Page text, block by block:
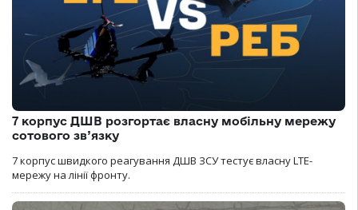
7 корпус ДШВ розгортає власну мобільну мережу
сотового зв’язку
7 корпус швидкого реагування ДШВ ЗСУ тестує власну LTE-
мережу на лінії фронту.